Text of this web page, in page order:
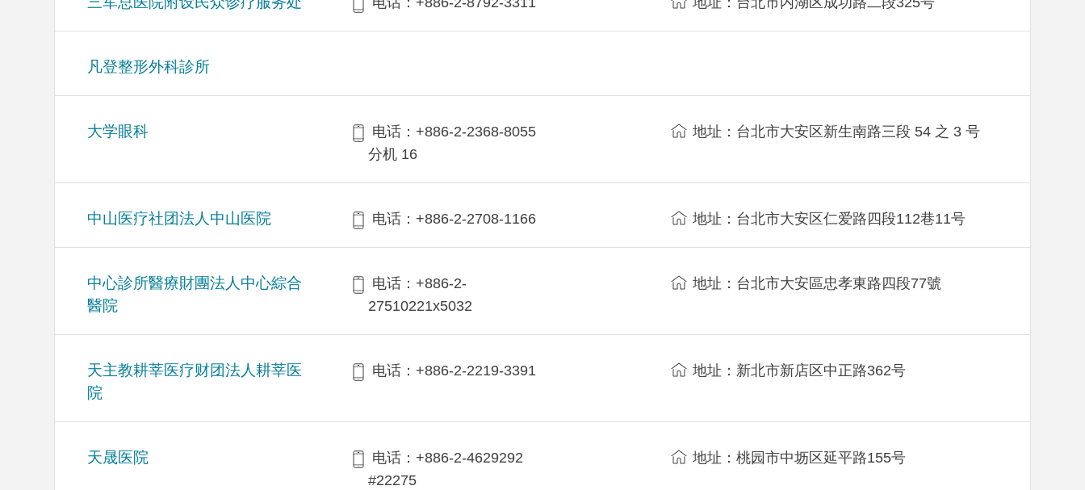
凡登整形外科診所
大学眼科
电话：+886-2-2368-8055
分机 16
地址：台北市大安区新生南路三段 54 之 3 号
中山医疗社团法人中山医院 电话：+886-2-2708-1166 地址：台北市大安区仁爱路四段112巷11号
中心診所醫療財團法人中心綜合
醫院
电话：+886-2-
27510221x5032
地址：台北市大安區忠孝東路四段77號
天主教耕莘医疗财团法人耕莘医
院
电话：+886-2-2219-3391 地址：新北市新店区中正路362号
天晟医院
电话：+886-2-4629292
#22275
地址：桃园市中坜区延平路155号